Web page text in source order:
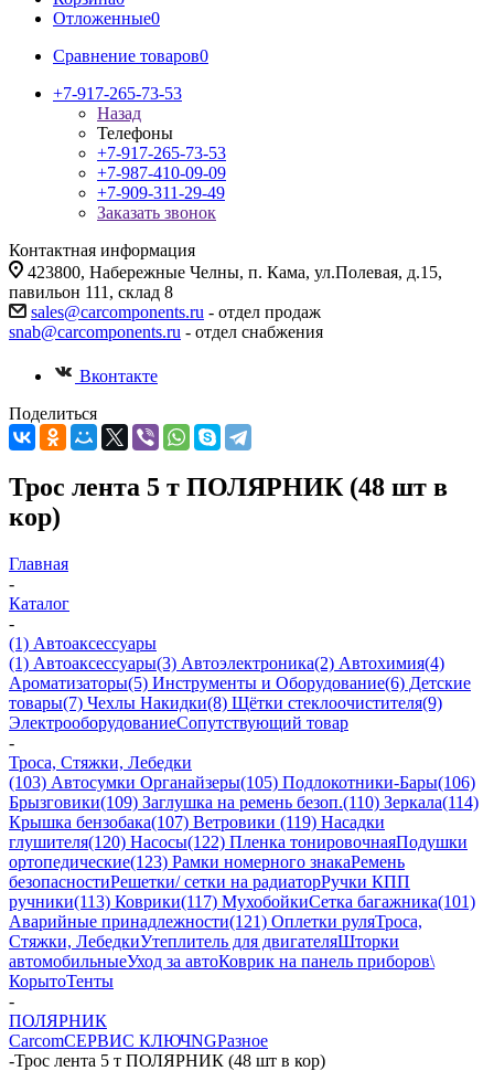
Отложенные0
Сравнение товаров0
+7-917-265-73-53
Назад
Телефоны
+7-917-265-73-53
+7-987-410-09-09
+7-909-311-29-49
Заказать звонок
Контактная информация
423800, Набережные Челны, п. Кама, ул.Полевая, д.15,
павильон 111, склад 8
sales@carcomponents.ru - отдел продаж
snab@carcomponents.ru - отдел снабжения
Вконтакте
Поделиться
Трос лента 5 т ПОЛЯРНИК (48 шт в
кор)
Главная
-
Каталог
-
(1) Автоаксессуары
(1) Автоаксессуары(3) Автоэлектроника(2) Автохимия(4)
Ароматизаторы(5) Инструменты и Оборудование(6) Детские
товары(7) Чехлы Накидки(8) Щётки стеклоочистителя(9)
ЭлектрооборудованиеСопутствующий товар
-
Троса, Стяжки, Лебедки
(103) Автосумки Органайзеры(105) Подлокотники-Бары(106)
Брызговики(109) Заглушка на ремень безоп.(110) Зеркала(114)
Крышка бензобака(107) Ветровики (119) Насадки
глушителя(120) Насосы(122) Пленка тонировочнаяПодушки
ортопедические(123) Рамки номерного знакаРемень
безопасностиРешетки/ сетки на радиаторРучки КПП
ручники(113) Коврики(117) МухобойкиСетка багажника(101)
Аварийные принадлежности(121) Оплетки руляТроса,
Стяжки, ЛебедкиУтеплитель для двигателяШторки
автомобильныеУход за автоКоврик на панель приборов\
КорытоТенты
-
ПОЛЯРНИК
CarcomСЕРВИС КЛЮЧNGРазное
-Трос лента 5 т ПОЛЯРНИК (48 шт в кор)